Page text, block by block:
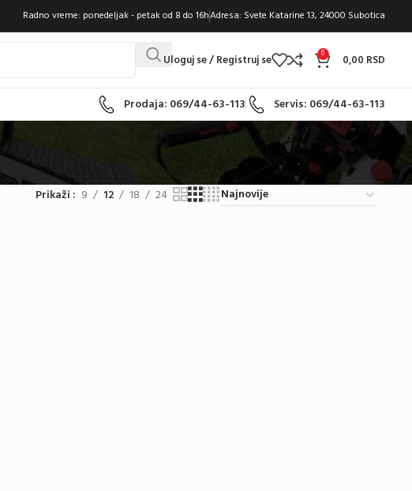
Radno vreme: ponedeljak - petak od 8 do 16hAdresa: Svete Katarine 13, 24000 Subotica
Uloguj se / Registruj se 0 0,00 RSD
Prodaja: 069/44-63-113 Servis: 069/44-63-113
Prikaži 9 12 18 24